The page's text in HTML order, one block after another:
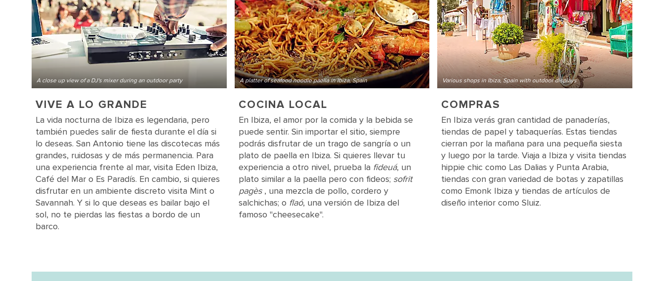
A close up view of a DJ's mixer during an outdoor party
VIVE A LO GRANDE
La vida nocturna de Ibiza es legendaria, pero
también puedes salir de fiesta durante el día si
lo deseas. San Antonio tiene las discotecas más
grandes, ruidosas y de más permanencia. Para
una experiencia frente al mar, visita Eden Ibiza,
Café del Mar o Es Paradís. En cambio, si quieres
disfrutar en un ambiente discreto visita Mint o
Savannah. Y si lo que deseas es bailar bajo el
sol, no te pierdas las fiestas a bordo de un
barco.
A platter of seafood noodle paella in Ibiza, Spain
COCINA LOCAL
En Ibiza, el amor por la comida y la bebida se
puede sentir. Sin importar el sitio, siempre
podrás disfrutar de un trago de sangría o un
plato de paella en Ibiza. Si quieres llevar tu
experiencia a otro nivel, prueba la fideuá, un
plato similar a la paella pero con fideos; sofrit
pagès , una mezcla de pollo, cordero y
salchichas; o flaó, una versión de Ibiza del
famoso "cheesecake".
Various shops in Ibiza, Spain with outdoor displays
COMPRAS
En Ibiza verás gran cantidad de panaderías,
tiendas de papel y tabaquerías. Estas tiendas
cierran por la mañana para una pequeña siesta
y luego por la tarde. Viaja a Ibiza y visita tiendas
hippie chic como Las Dalias y Punta Arabia,
tiendas con gran variedad de botas y zapatillas
como Emonk Ibiza y tiendas de artículos de
diseño interior como Sluiz.